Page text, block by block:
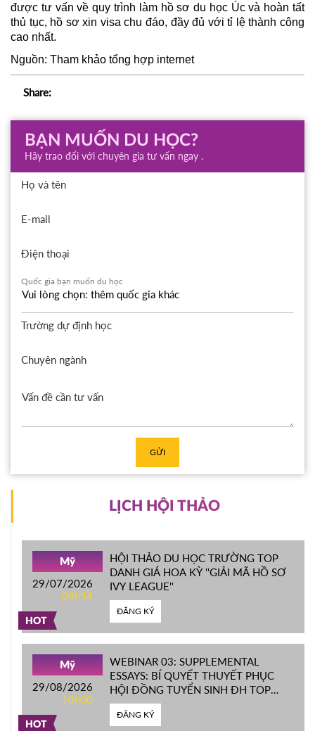
được tư vấn về quy trình làm hồ sơ du học Úc và hoàn tất
thủ tục, hồ sơ xin visa chu đáo, đầy đủ với tỉ lệ thành công
cao nhất.
Nguồn: Tham khảo tổng hợp internet
Share:
BẠN MUỐN DU HỌC?
Hãy trao đổi với chuyên gia tư vấn ngay .
Họ và tên
E-mail
Điện thoại
Quốc gia bạn muốn du học
Trường dự định học
Chuyên ngành
GỬI
LỊCH HỘI THẢO
HOT
Mỹ
29/07/2026
08h54
HỘI THẢO DU HỌC TRƯỜNG TOP
DANH GIÁ HOA KỲ ''GIẢI MÃ HỒ SƠ
IVY LEAGUE''
ĐĂNG KÝ
HOT
Mỹ
29/08/2026
10h00
WEBINAR 03: SUPPLEMENTAL
ESSAYS: BÍ QUYẾT THUYẾT PHỤC
HỘI ĐỒNG TUYỂN SINH ĐH TOP
ĐẦU MỸ
ĐĂNG KÝ